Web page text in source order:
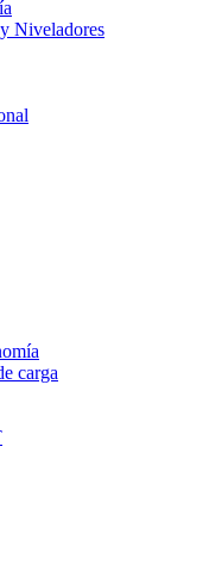
Niveladores
carga